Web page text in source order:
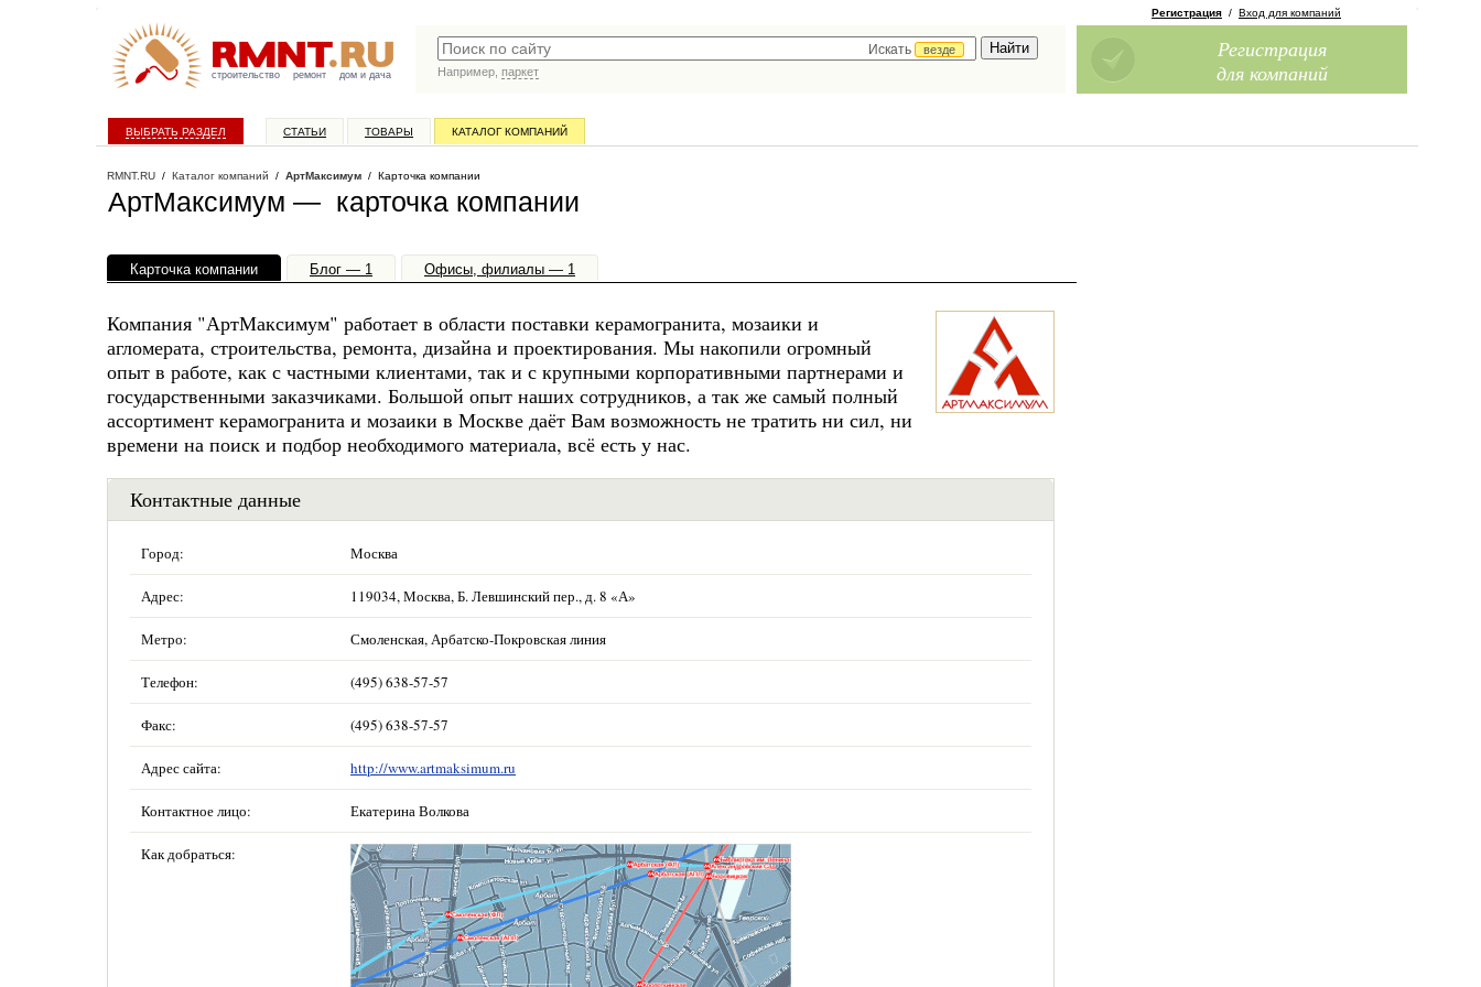
строительство ремонт дом и дача
Искать
везде
Например, паркет
Регистрация / Вход для компаний
Регистрация
для компаний
ВЫБРАТЬ РАЗДЕЛ СТАТЬИ ТОВАРЫ КАТАЛОГ КОМПАНИЙ
RMNT.RU / Каталог компаний / АртМаксимум / Карточка компании
АртМаксимум — карточка компании
Карточка компании Блог — 1 Офисы, филиалы — 1
Компания "АртМаксимум" работает в области поставки керамогранита, мозаики и
агломерата, строительства, ремонта, дизайна и проектирования. Мы накопили огромный
опыт в работе, как с частными клиентами, так и с крупными корпоративными партнерами и
государственными заказчиками. Большой опыт наших сотрудников, а так же самый полный
ассортимент керамогранита и мозаики в Москве даёт Вам возможность не тратить ни сил, ни
времени на поиск и подбор необходимого материала, всё есть у нас.
Контактные данные
Город: Москва
Адрес: 119034, Москва, Б. Левшинский пер., д. 8 «А»
Метро: Смоленская, Арбатско-Покровская линия
Телефон: (495) 638-57-57
Факс: (495) 638-57-57
Адрес сайта: http://www.artmaksimum.ru
Контактное лицо: Екатерина Волкова
Как добраться: